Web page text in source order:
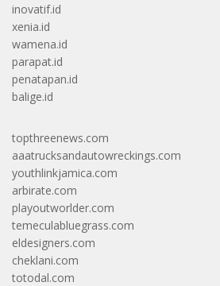
inovatif.id
xenia.id
wamena.id
parapat.id
penatapan.id
balige.id
topthreenews.com
aaatrucksandautowreckings.com
youthlinkjamica.com
arbirate.com
playoutworlder.com
temeculabluegrass.com
eldesigners.com
cheklani.com
totodal.com